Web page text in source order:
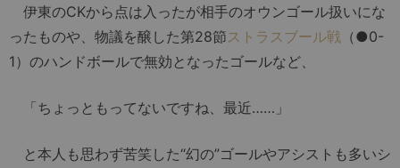
伊東のCKから点は入ったが相手のオウンゴール扱いにな
ったものや、物議を醸した第28節 ストラスブール戦 （●0-
1）のハンドボールで無効となったゴールなど、
「ちょっともってないですね、最近……」
と本人も思わず苦笑した“幻の”ゴールやアシストも多いシ